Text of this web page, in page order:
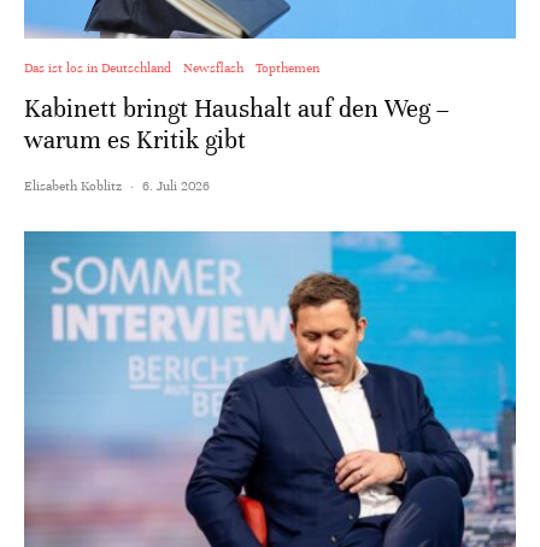
Das ist los in Deutschland Newsflash Topthemen
Kabinett bringt Haushalt auf den Weg –
warum es Kritik gibt
Elisabeth Koblitz · 6. Juli 2026